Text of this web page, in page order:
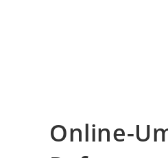
Online-